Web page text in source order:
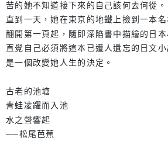
苦的她不知道接下來的自己該何去何從。
直到一天，她在東京的地鐵上撿到一本
翻開第一頁起，隨即深陷書中描繪的日
直覺自己必須將這本已遭人遺忘的日文
是一個改變她人生的決定。
古老的池塘
青蛙凌躍而入池
水之聲響起
──松尾芭蕉